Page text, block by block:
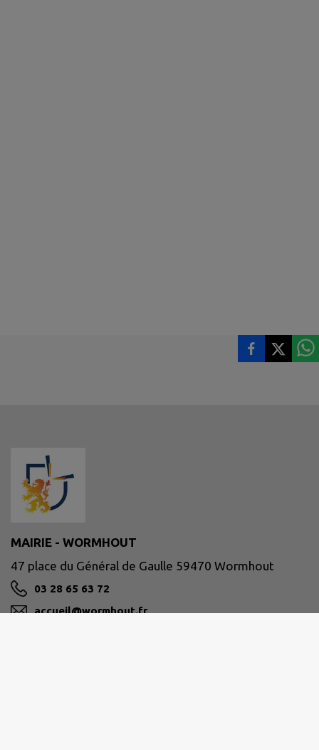
MAIRIE - WORMHOUT
47 place du Général de Gaulle 59470 Wormhout
03 28 65 63 72
accueil@wormhout.fr